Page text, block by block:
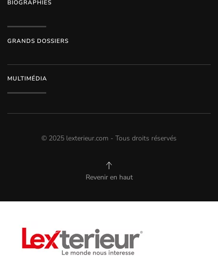
BIOGRAPHIES
GRANDS DOSSIERS
MULTIMÉDIA
© 2025 lexterieur.com - Tous droits réservés
Revenir en haut